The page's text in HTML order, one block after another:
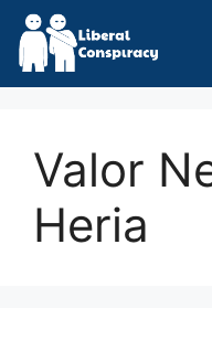
Skip
content
Valor
Heria